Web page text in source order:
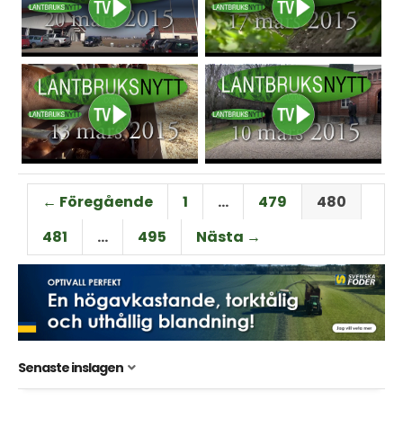
← Föregående 1 … 479
480
481
… 495 Nästa →
Senaste inslagen